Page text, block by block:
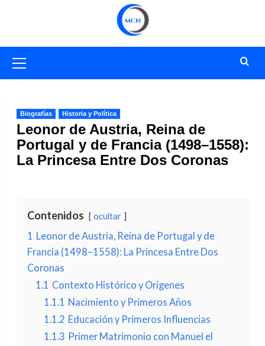
primario
Biografías Historia y Política
Leonor de Austria, Reina de
Portugal y de Francia (1498–1558):
La Princesa Entre Dos Coronas
Contenidos ocultar
1 Leonor de Austria, Reina de Portugal y de
Francia (1498–1558): La Princesa Entre Dos
Coronas
1.1 Contexto Histórico y Orígenes
1.1.1 Nacimiento y Primeros Años
1.1.2 Educación y Primeros Influencias
1.1.3 Primer Matrimonio con Manuel el